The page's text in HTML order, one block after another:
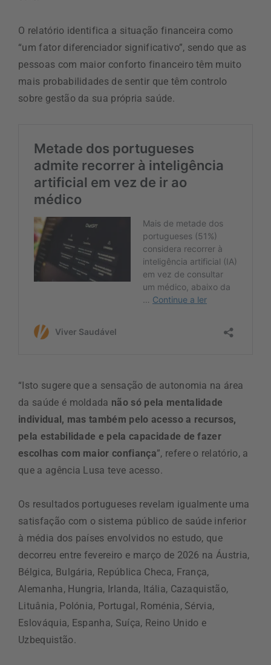
O relatório identifica a situação financeira como
“um fator diferenciador significativo”, sendo que as
pessoas com maior conforto financeiro têm muito
mais probabilidades de sentir que têm controlo
sobre gestão da sua própria saúde.
“Isto sugere que a sensação de autonomia na área
da saúde é moldada não só pela mentalidade
individual, mas também pelo acesso a recursos,
pela estabilidade e pela capacidade de fazer
escolhas com maior confiança”, refere o relatório, a
que a agência Lusa teve acesso.
Os resultados portugueses revelam igualmente uma
satisfação com o sistema público de saúde inferior
à média dos países envolvidos no estudo, que
decorreu entre fevereiro e março de 2026 na Áustria,
Bélgica, Bulgária, República Checa, França,
Alemanha, Hungria, Irlanda, Itália, Cazaquistão,
Lituânia, Polónia, Portugal, Roménia, Sérvia,
Eslováquia, Espanha, Suíça, Reino Unido e
Uzbequistão.